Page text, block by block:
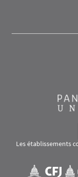
Les établissements
Visuel svg